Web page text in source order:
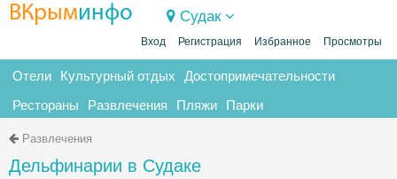
ВКрыминфо Судак
Вход Регистрация Избранное Просмотры
Отели Культурный отдых Достопримечательности
Рестораны Развлечения Пляжи Парки
Развлечения
Дельфинарии в Судаке